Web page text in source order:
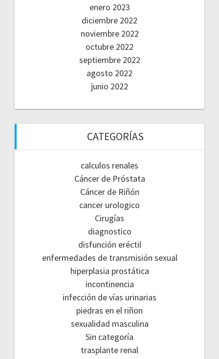
enero 2023
diciembre 2022
noviembre 2022
octubre 2022
septiembre 2022
agosto 2022
junio 2022
CATEGORÍAS
calculos renales
Cáncer de Próstata
Cáncer de Riñón
cancer urologico
Cirugías
diagnostico
disfunción eréctil
enfermedades de transmisión sexual
hiperplasia prostática
incontinencia
infección de vías urinarias
piedras en el riñon
sexualidad masculina
Sin categoría
trasplante renal